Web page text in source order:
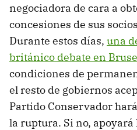
negociadora de cara a
concesiones de sus
Durante estos días, una
británico debate en
condiciones de
el resto de gobiernos
Partido Conservador
la ruptura. Si no,